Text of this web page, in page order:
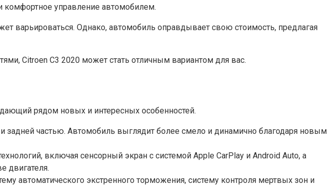
комфортное управление автомобилем.
варьироваться. Однако, автомобиль оправдывает свою стоимость, предлагая
Citroen C3 2020 может стать отличным вариантом для вас.
рядом новых и интересных особенностей.
частью. Автомобиль выглядит более смело и динамично благодаря новым
включая сенсорный экран с системой Apple CarPlay и Android Auto, а
двигателя.
автоматического экстренного торможения, систему контроля мертвых зон и